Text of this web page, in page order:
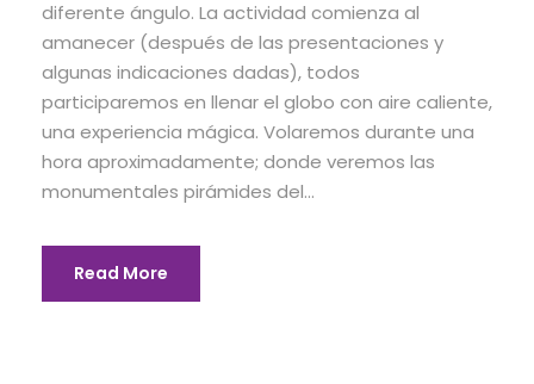
diferente ángulo. La actividad comienza al
amanecer (después de las presentaciones y
algunas indicaciones dadas), todos
participaremos en llenar el globo con aire caliente,
una experiencia mágica. Volaremos durante una
hora aproximadamente; donde veremos las
monumentales pirámides del...
Read More